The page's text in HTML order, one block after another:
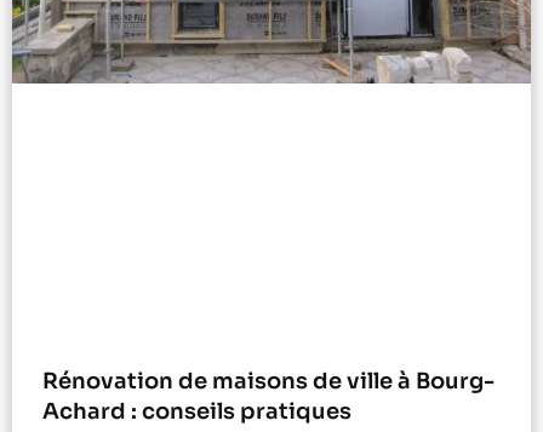
Rénovation de maisons de ville à Bourg-
Achard : conseils pratiques